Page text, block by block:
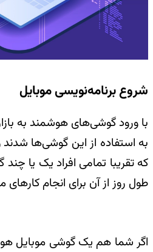
شروع برنامه‌نویسی موبایل
با ورود گوشی‌های هوشمند به
به استفاده از این گوشی‌ها
که تقریبا تمامی افراد یک یا
طول روز از آن برای انجام
اگر شما هم یک گوشی موبایل